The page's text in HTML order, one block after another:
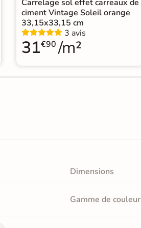
Carrelage sol effet carreaux de
ciment Vintage Soleil orange
33,15x33,15 cm
3 avis
31€90 /m²
Dimensions
Gamme de couleur